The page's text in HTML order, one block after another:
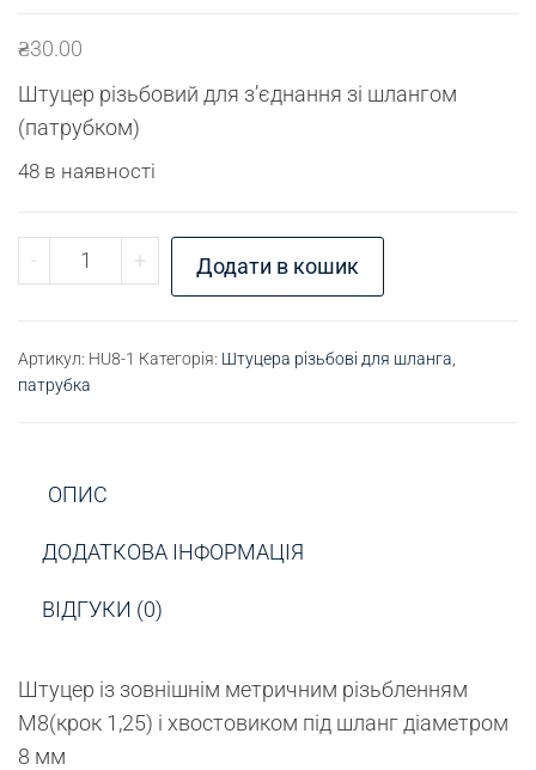
₴30.00
Штуцер різьбовий для з’єднання зі шлангом
(патрубком)
48 в наявності
- Штуцер для шлангу М8 - D8 (латунь) кількість
+ Додати в кошик
Артикул: HU8-1 Категорія: Штуцера різьбові для шланга,
патрубка
ОПИС
ДОДАТКОВА ІНФОРМАЦІЯ
ВІДГУКИ (0)
Штуцер із зовнішнім метричним різьбленням
М8(крок 1,25) і хвостовиком під шланг діаметром
8 мм